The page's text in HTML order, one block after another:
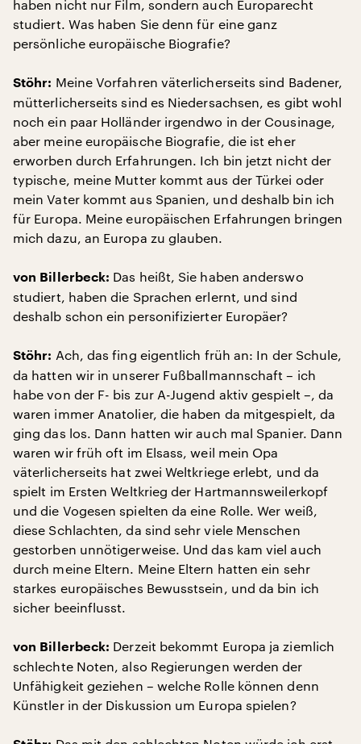
haben nicht nur Film, sondern auch Europarecht
studiert. Was haben Sie denn für eine ganz
persönliche europäische Biografie?
Stöhr: Meine Vorfahren väterlicherseits sind Badener,
mütterlicherseits sind es Niedersachsen, es gibt wohl
noch ein paar Holländer irgendwo in der Cousinage,
aber meine europäische Biografie, die ist eher
erworben durch Erfahrungen. Ich bin jetzt nicht der
typische, meine Mutter kommt aus der Türkei oder
mein Vater kommt aus Spanien, und deshalb bin ich
für Europa. Meine europäischen Erfahrungen bringen
mich dazu, an Europa zu glauben.
von Billerbeck: Das heißt, Sie haben anderswo
studiert, haben die Sprachen erlernt, und sind
deshalb schon ein personifizierter Europäer?
Stöhr: Ach, das fing eigentlich früh an: In der Schule,
da hatten wir in unserer Fußballmannschaft – ich
habe von der F- bis zur A-Jugend aktiv gespielt –, da
waren immer Anatolier, die haben da mitgespielt, da
ging das los. Dann hatten wir auch mal Spanier. Dann
waren wir früh oft im Elsass, weil mein Opa
väterlicherseits hat zwei Weltkriege erlebt, und da
spielt im Ersten Weltkrieg der Hartmannsweilerkopf
und die Vogesen spielten da eine Rolle. Wer weiß,
diese Schlachten, da sind sehr viele Menschen
gestorben unnötigerweise. Und das kam viel auch
durch meine Eltern. Meine Eltern hatten ein sehr
starkes europäisches Bewusstsein, und da bin ich
sicher beeinflusst.
von Billerbeck: Derzeit bekommt Europa ja ziemlich
schlechte Noten, also Regierungen werden der
Unfähigkeit geziehen – welche Rolle können denn
Künstler in der Diskussion um Europa spielen?